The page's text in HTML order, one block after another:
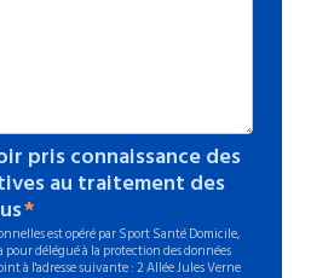
pris connaissance des
au traitement des
est opéré par Sport Santé Domicile,
délégué à la protection des données
à l'adresse suivante : 2 Allée Jules Verne